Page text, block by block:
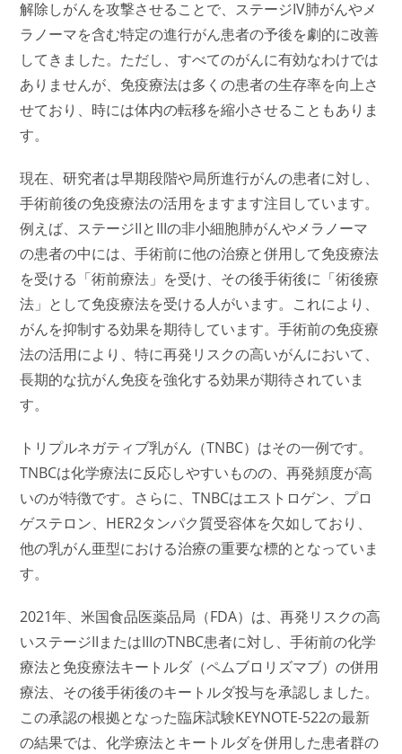
解除しがんを攻撃させることで、ステージIV肺がんやメ
ラノーマを含む特定の進行がん患者の予後を劇的に改善
してきました。ただし、すべてのがんに有効なわけでは
ありませんが、免疫療法は多くの患者の生存率を向上さ
せており、時には体内の転移を縮小させることもありま
す。
現在、研究者は早期段階や局所進行がんの患者に対し、
手術前後の免疫療法の活用をますます注目しています。
例えば、ステージIIとIIIの非小細胞肺がんやメラノーマ
の患者の中には、手術前に他の治療と併用して免疫療法
を受ける「術前療法」を受け、その後手術後に「術後療
法」として免疫療法を受ける人がいます。これにより、
がんを抑制する効果を期待しています。手術前の免疫療
法の活用により、特に再発リスクの高いがんにおいて、
長期的な抗がん免疫を強化する効果が期待されていま
す。
トリプルネガティブ乳がん（TNBC）はその一例です。
TNBCは化学療法に反応しやすいものの、再発頻度が高
いのが特徴です。さらに、TNBCはエストロゲン、プロ
ゲステロン、HER2タンパク質受容体を欠如しており、
他の乳がん亜型における治療の重要な標的となっていま
す。
2021年、米国食品医薬品局（FDA）は、再発リスクの高
いステージIIまたはIIIのTNBC患者に対し、手術前の化学
療法と免疫療法キートルダ （ペムブロリズマブ）の併用
療法、その後手術後のキートルダ投与を承認しました。
この承認の根拠となった臨床試験KEYNOTE-522の最新
の結果では、化学療法とキートルダを併用した患者群の